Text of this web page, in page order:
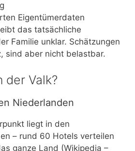
Eigentümerdaten
das tatsächliche
Familie unklar. Schätzungen
sind aber nicht belastbar.
der Valk?
Niederlanden
liegt in den
– rund 60 Hotels verteilen
ganze Land (Wikipedia –